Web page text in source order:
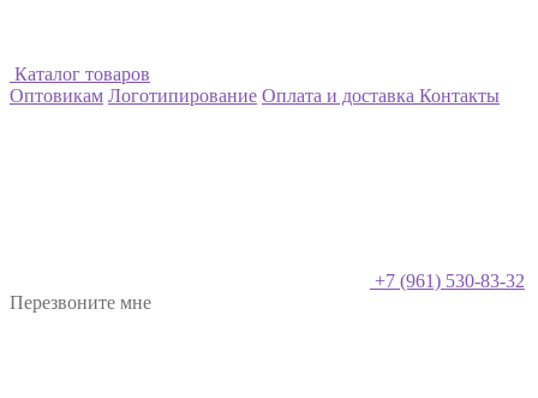
Каталог товаров
Оптовикам Логотипирование Оплата и доставка Контакты
+7 (961) 530-83-32
Перезвоните мне